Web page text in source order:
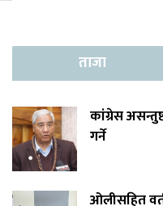
ताजा
कांग्रेस
गर्ने
ओलीसहित